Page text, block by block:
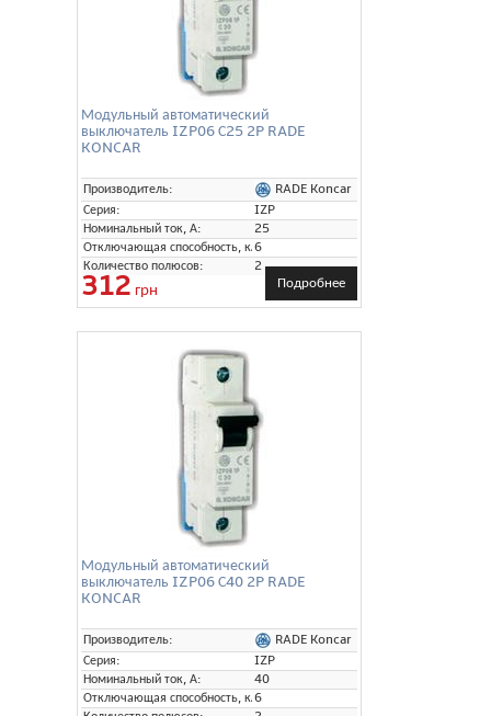
Модульный автоматический
выключатель IZP06 С25 2P RADE
KONCAR
Производитель:
RADE Koncar
Серия:
IZP
Номинальный ток, А:
25
Отключающая способность, кА:
6
Количество полюсов:
2
312 грн Подробнее
Модульный автоматический
выключатель IZP06 С40 2P RADE
KONCAR
Производитель:
RADE Koncar
Серия:
IZP
Номинальный ток, А:
40
Отключающая способность, кА:
6